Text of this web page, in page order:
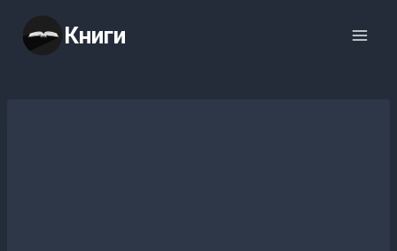
содержимому
Книги